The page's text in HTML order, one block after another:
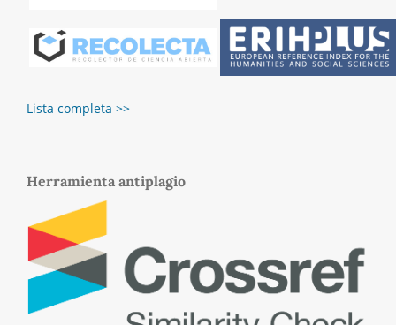
Lista completa >>
Herramienta antiplagio